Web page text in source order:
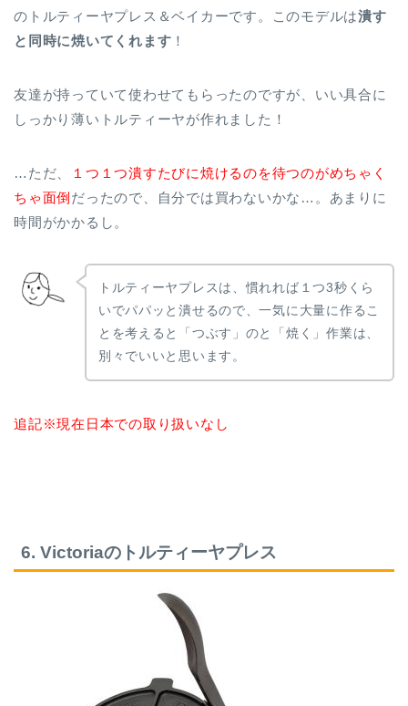
のトルティーヤプレス＆ベイカーです。このモデルは潰す
と同時に焼いてくれます ！
友達が持っていて使わせてもらったのですが、いい具合に
しっかり薄いトルティーヤが作れました！
…ただ、
１つ１つ潰すたびに焼けるのを待つのがめちゃく
ちゃ面倒だったので、自分では買わないかな…。あまりに
時間がかかるし。
トルティーヤプレスは、慣れれば１つ3秒くら
いでパパッと潰せるので、一気に大量に作るこ
とを考えると「つぶす」のと「焼く」作業は、
別々でいいと思います。
追記※現在日本での取り扱いなし
6. Victoriaのトルティーヤプレス